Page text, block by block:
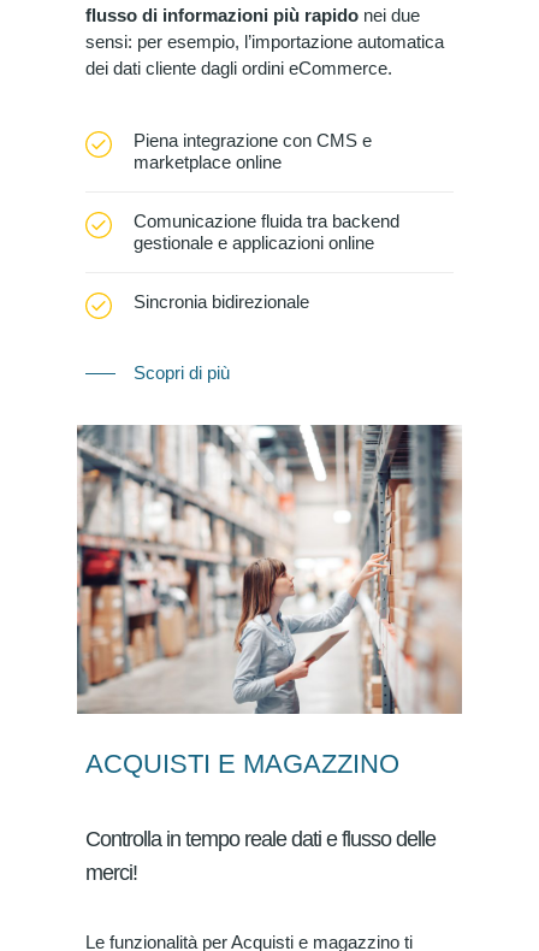
flusso di informazioni più rapidonei due
sensi: per esempio, l’importazione automatica
dei dati cliente dagli ordini eCommerce.
Piena integrazione con CMS e
marketplace online
Comunicazione fluida tra backend
gestionale e applicazioni online
Sincronia bidirezionale
Scopri di più
ACQUISTI E MAGAZZINO
Controlla in tempo reale dati e flusso delle
merci!
Le funzionalità per Acquisti e magazzino ti